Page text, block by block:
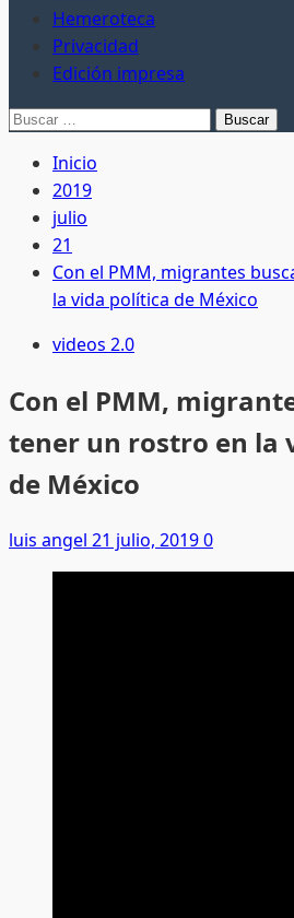
Hemeroteca
Privacidad
Edición impresa
Buscar:
Inicio
2019
julio
21
Con el PMM, migrantes
la vida política de México
videos 2.0
Con el PMM,
tener un rostro en la
de México
luis angel 21 julio, 20190